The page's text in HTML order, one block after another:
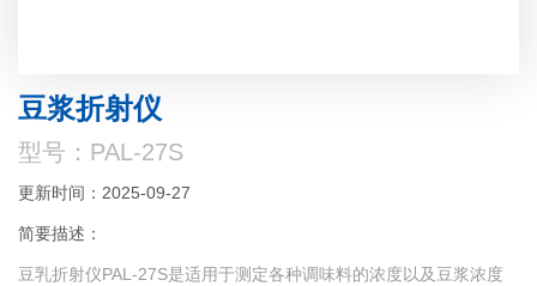
豆浆折射仪
型号：PAL-27S
更新时间：2025-09-27
简要描述：
豆乳折射仪PAL-27S是适用于测定各种调味料的浓度以及豆浆浓度